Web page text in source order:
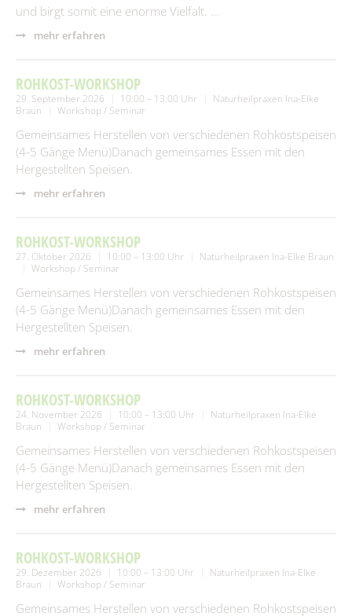
und birgt somit eine enorme Vielfalt. …
mehr erfahren
ROHKOST-WORKSHOP
29. September 2026 10:00 – 13:00 Uhr
Naturheilpraxen Ina-Elke
Braun
Workshop / Seminar
Gemeinsames Herstellen von verschiedenen Rohkostspeisen
(4-5 Gänge Menü)Danach gemeinsames Essen mit den
Hergestellten Speisen.
mehr erfahren
ROHKOST-WORKSHOP
27. Oktober 2026 10:00 – 13:00 Uhr
Naturheilpraxen Ina-Elke Braun
Workshop / Seminar
Gemeinsames Herstellen von verschiedenen Rohkostspeisen
(4-5 Gänge Menü)Danach gemeinsames Essen mit den
Hergestellten Speisen.
mehr erfahren
ROHKOST-WORKSHOP
24. November 2026 10:00 – 13:00 Uhr
Naturheilpraxen Ina-Elke
Braun
Workshop / Seminar
Gemeinsames Herstellen von verschiedenen Rohkostspeisen
(4-5 Gänge Menü)Danach gemeinsames Essen mit den
Hergestellten Speisen.
mehr erfahren
ROHKOST-WORKSHOP
29. Dezember 2026 10:00 – 13:00 Uhr
Naturheilpraxen Ina-Elke
Braun
Workshop / Seminar
Gemeinsames Herstellen von verschiedenen Rohkostspeisen